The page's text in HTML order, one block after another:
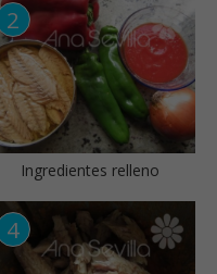
Ingredientes relleno